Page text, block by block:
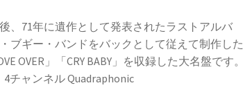
、71年に遺作として発表されたラストアルバ
ブギー・バンドをバックとして従えて制作した
OVER」「CRY BABY」を収録した大名盤です。
4チャンネル Quadraphonic